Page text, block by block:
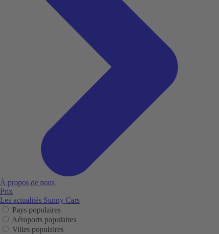
À propos de nous
Prix
Les actualités Sunny Cars
Pays populaires
Aéroports populaires
Villes populaires